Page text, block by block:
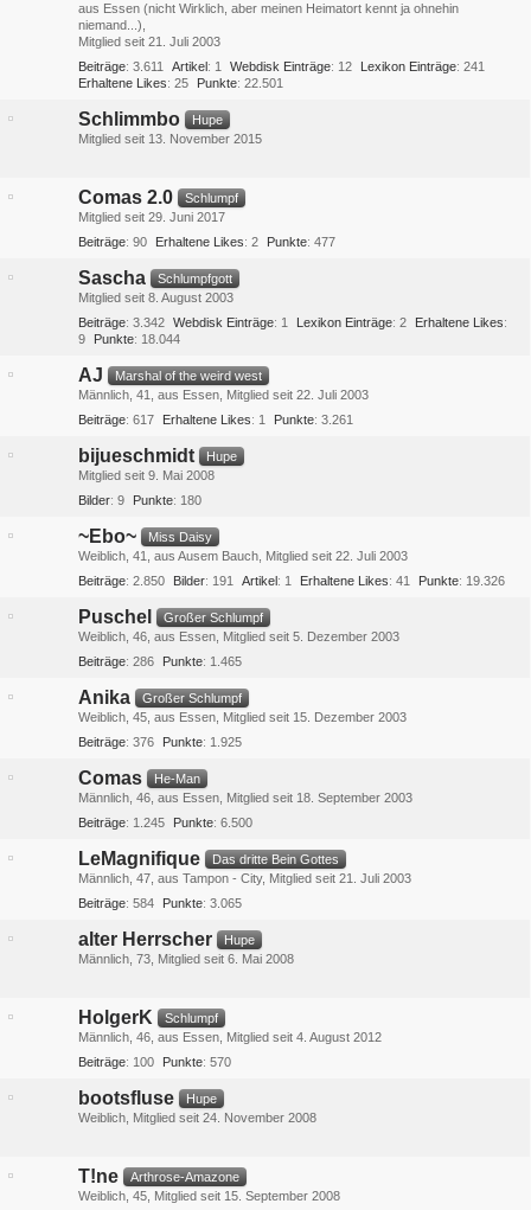
aus Essen (nicht Wirklich, aber meinen Heimatort kennt ja ohnehin
niemand...)
Mitglied seit 21. Juli 2003
Beiträge 3.611 Artikel 1 Webdisk Einträge 12 Lexikon Einträge 241
Erhaltene Likes 25 Punkte 22.501
Schlimmbo
Hupe
Mitglied seit 13. November 2015
Comas 2.0
Schlumpf
Mitglied seit 29. Juni 2017
Beiträge 90 Erhaltene Likes 2 Punkte 477
Sascha
Schlumpfgott
Mitglied seit 8. August 2003
Beiträge 3.342 Webdisk Einträge 1 Lexikon Einträge 2
Erhaltene Likes
9
Punkte 18.044
AJ
Marshal of the weird west
Männlich 41 aus Essen Mitglied seit 22. Juli 2003
Beiträge 617 Erhaltene Likes 1 Punkte 3.261
bijueschmidt
Hupe
Mitglied seit 9. Mai 2008
Bilder 9 Punkte 180
~Ebo~
Miss Daisy
Weiblich 41 aus Ausem Bauch Mitglied seit 22. Juli 2003
Beiträge 2.850 Bilder 191 Artikel 1 Erhaltene Likes 41 Punkte 19.326
Puschel
Großer Schlumpf
Weiblich 46 aus Essen Mitglied seit 5. Dezember 2003
Beiträge 286 Punkte 1.465
Anika
Großer Schlumpf
Weiblich 45 aus Essen Mitglied seit 15. Dezember 2003
Beiträge 376 Punkte 1.925
Comas
He-Man
Männlich 46 aus Essen Mitglied seit 18. September 2003
Beiträge 1.245 Punkte 6.500
LeMagnifique
Das dritte Bein Gottes
Männlich 47 aus Tampon - City Mitglied seit 21. Juli 2003
Beiträge 584 Punkte 3.065
alter Herrscher
Hupe
Männlich 73 Mitglied seit 6. Mai 2008
HolgerK
Schlumpf
Männlich 46 aus Essen Mitglied seit 4. August 2012
Beiträge 100 Punkte 570
bootsfluse
Hupe
Weiblich Mitglied seit 24. November 2008
T!ne
Arthrose-Amazone
Weiblich 45 Mitglied seit 15. September 2008